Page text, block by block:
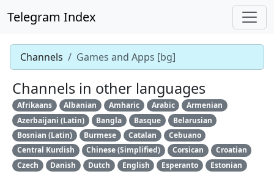
Telegram Index
Channels Games and Apps [bg]
Channels in other languages
Afrikaans Albanian Amharic Arabic
Armenian
Azerbaijani (Latin)
Bangla Basque
Belarusian
Bosnian (Latin)
Burmese Catalan
Cebuano
Central Kurdish
Chinese (Simplified) Corsican
Croatian
Czech
Danish Dutch English Esperanto
Estonian